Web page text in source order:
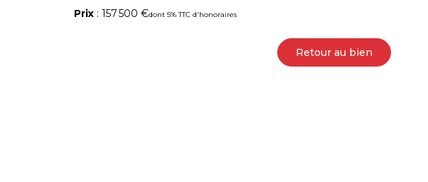
Prix: 157 500 €dont 5% TTC d'honoraires
Retour au bien